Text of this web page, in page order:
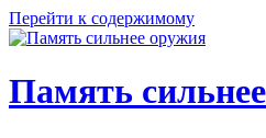
Перейти к содержимому
Память